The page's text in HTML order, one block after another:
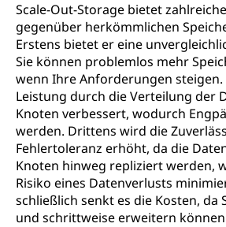
Scale-Out-Storage bietet
gegenüber herkömmlichen
Erstens bietet er eine
Sie können problemlos mehr
wenn Ihre Anforderungen
Leistung durch die Verteilung der
Knoten verbessert, wodurch
werden. Drittens wird die
Fehlertoleranz erhöht, da die
Knoten hinweg repliziert werden,
Risiko eines Datenverlusts
schließlich senkt es die Kosten, da
und schrittweise erweitern